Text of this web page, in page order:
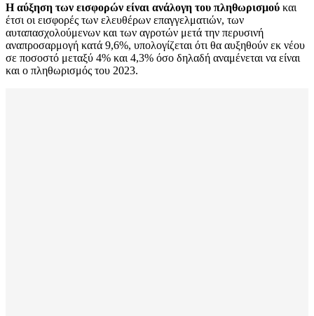
Η αύξηση των εισφορών είναι ανάλογη του πληθωρισμού και
έτσι οι εισφορές των ελευθέρων επαγγελματιών, των
αυταπασχολούμενων και των αγροτών μετά την περυσινή
αναπροσαρμογή κατά 9,6%, υπολογίζεται ότι θα αυξηθούν εκ νέου
σε ποσοστό μεταξύ 4% και 4,3% όσο δηλαδή αναμένεται να είναι
και ο πληθωρισμός του 2023.